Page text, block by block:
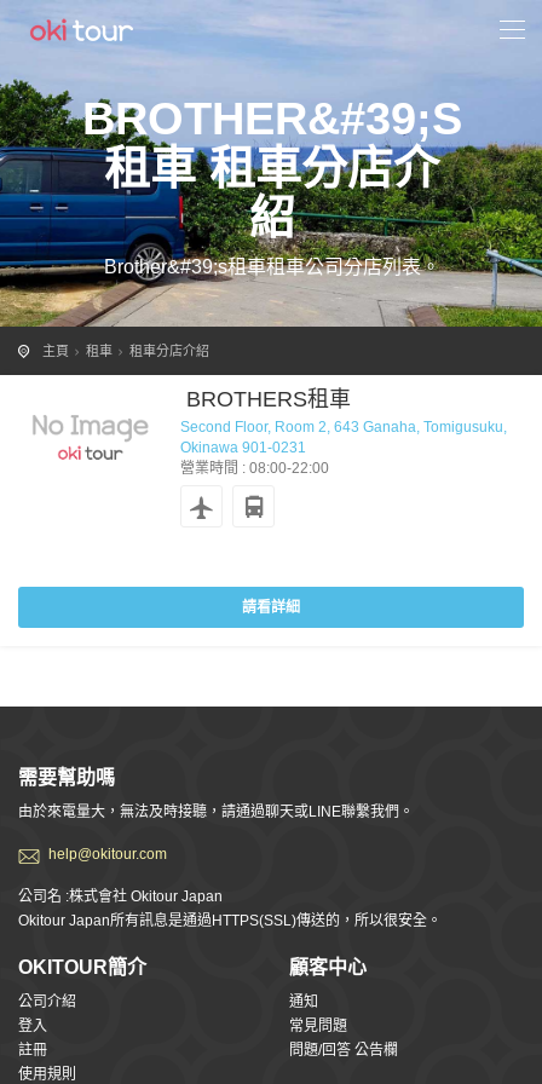
BROTHER&#39;S
租車 租車分店介
紹
Brother&#39;s租車租車公司分店列表。
主頁 租車 租車分店介紹
BROTHERS租車
Second Floor, Room 2, 643 Ganaha, Tomigusuku,
Okinawa 901-0231
營業時間 : 08:00-22:00
請看詳細
需要幫助嗎
由於來電量大，無法及時接聽，請通過聊天或LINE聯繫我們。
help@okitour.com
公司名 :株式會社 Okitour Japan
Okitour Japan所有訊息是通過HTTPS(SSL)傳送的，所以很安全。
OKITOUR簡介
公司介紹
登入
註冊
使用規則
顧客中心
通知
常見問題
問題/回答 公告欄